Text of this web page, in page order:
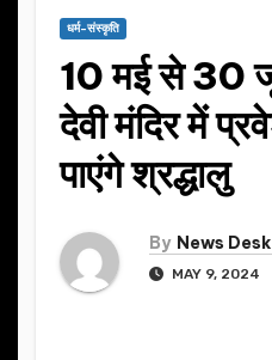
धर्म-संस्कृति
10 मई से 30
देवी मंदिर में
पाएंगे श्रद्धालु
By News Desk
MAY 9, 2024